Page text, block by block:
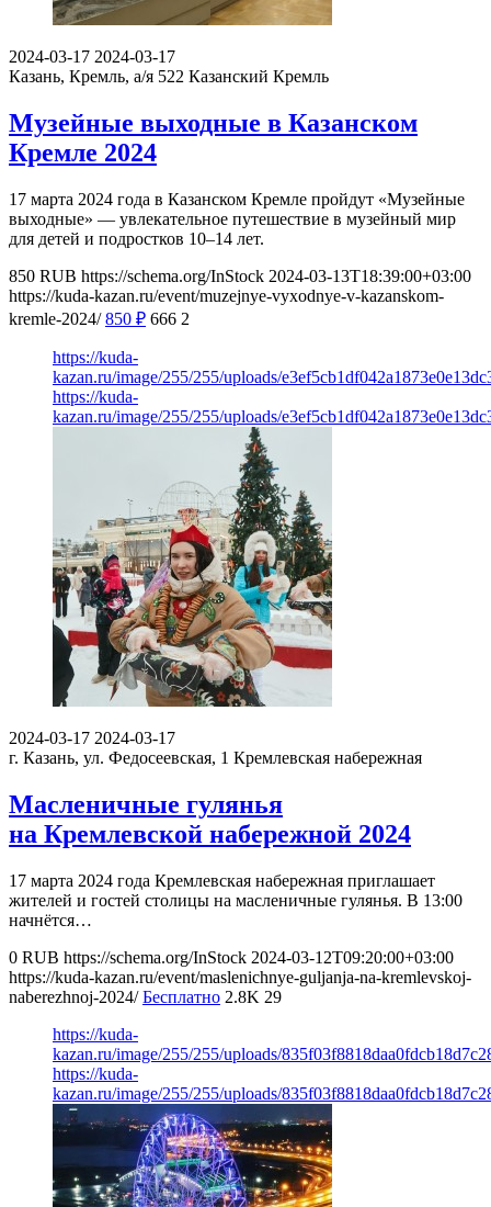
2024-03-17 2024-03-17
Казань, Кремль, а/я 522 Казанский Кремль
Музейные выходные в Казанском
Кремле 2024
17 марта 2024 года в Казанском Кремле пройдут «Музейные
выходные» — увлекательное путешествие в музейный мир
для детей и подростков 10–14 лет.
850 RUB https://schema.org/InStock 2024-03-13T18:39:00+03:00
https://kuda-kazan.ru/event/muzejnye-vyxodnye-v-kazanskom-
kremle-2024/ 850 ₽ 666 2
https://kuda-
kazan.ru/image/255/255/uploads/
https://kuda-
kazan.ru/image/255/255/uploads/
2024-03-17 2024-03-17
г. Казань, ул. Федосеевская, 1 Кремлевская набережная
Масленичные гулянья
на Кремлевской набережной 2024
17 марта 2024 года Кремлевская набережная приглашает
жителей и гостей столицы на масленичные гулянья. В 13:00
начнётся…
0 RUB https://schema.org/InStock 2024-03-12T09:20:00+03:00
https://kuda-kazan.ru/event/maslenichnye-guljanja-na-kremlevskoj-
naberezhnoj-2024/ Бесплатно 2.8K 29
https://kuda-
kazan.ru/image/255/255/uploads/
https://kuda-
kazan.ru/image/255/255/uploads/